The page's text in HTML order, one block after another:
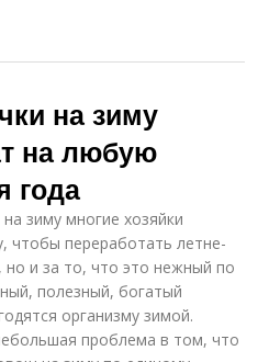
на зиму
на любую
года
зиму многие хозяйки
чтобы переработать летне-
но и за то, что это нежный по
полезный, богатый
организму зимой.
проблема в том, что